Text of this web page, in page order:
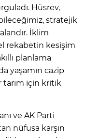
Hüsrev,
stratejik
İklim
rekabetin kesişim
planlama
yaşamın cazip
için kritik
ve AK Parti
nüfusa karşın